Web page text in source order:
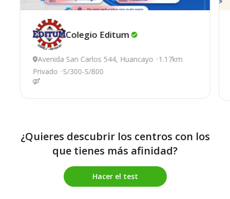
Colegio Editum
Avenida San Carlos 544, Huancayo
1.17km
Privado S/300-S/800
¿Quieres descubrir los centros con los
que tienes más afinidad?
Hacer el test